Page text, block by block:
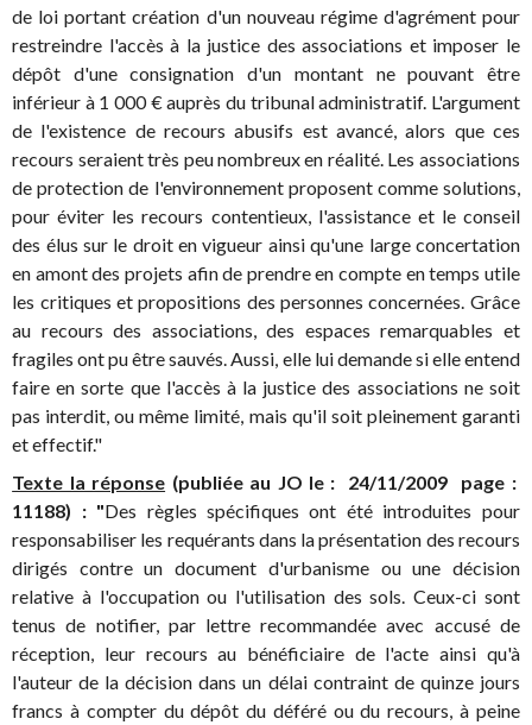
de loi portant création d'un nouveau régime d'agrément pour
restreindre l'accès à la justice des associations et imposer le
dépôt d'une consignation d'un montant ne pouvant être
inférieur à 1 000 € auprès du tribunal administratif. L'argument
de l'existence de recours abusifs est avancé, alors que ces
recours seraient très peu nombreux en réalité. Les associations
de protection de l'environnement proposent comme solutions,
pour éviter les recours contentieux, l'assistance et le conseil
des élus sur le droit en vigueur ainsi qu'une large concertation
en amont des projets afin de prendre en compte en temps utile
les critiques et propositions des personnes concernées. Grâce
au recours des associations, des espaces remarquables et
fragiles ont pu être sauvés. Aussi, elle lui demande si elle entend
faire en sorte que l'accès à la justice des associations ne soit
pas interdit, ou même limité, mais qu'il soit pleinement garanti
et effectif."
Texte la réponse (publiée au JO le : 24/11/2009 page :
11188) : "Des règles spécifiques ont été introduites pour
responsabiliser les requérants dans la présentation des recours
dirigés contre un document d'urbanisme ou une décision
relative à l'occupation ou l'utilisation des sols. Ceux-ci sont
tenus de notifier, par lettre recommandée avec accusé de
réception, leur recours au bénéficiaire de l'acte ainsi qu'à
l'auteur de la décision dans un délai contraint de quinze jours
francs à compter du dépôt du déféré ou du recours, à peine